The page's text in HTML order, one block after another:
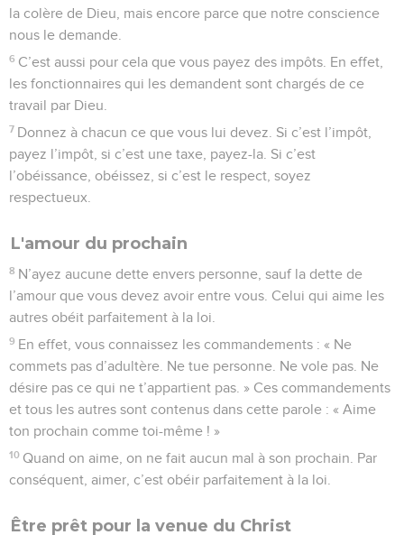
la colère de Dieu, mais encore parce que notre conscience
nous le demande.
6 C’est aussi pour cela que vous payez des impôts. En effet,
les fonctionnaires qui les demandent sont chargés de ce
travail par Dieu.
7 Donnez à chacun ce que vous lui devez. Si c’est l’impôt,
payez l’impôt, si c’est une taxe, payez-la. Si c’est
l’obéissance, obéissez, si c’est le respect, soyez
respectueux.
L'amour du prochain
8 N’ayez aucune dette envers personne, sauf la dette de
l’amour que vous devez avoir entre vous. Celui qui aime les
autres obéit parfaitement à la loi.
9 En effet, vous connaissez les commandements : « Ne
commets pas d’adultère. Ne tue personne. Ne vole pas. Ne
désire pas ce qui ne t’appartient pas. » Ces commandements
et tous les autres sont contenus dans cette parole : « Aime
ton prochain comme toi-même ! »
10 Quand on aime, on ne fait aucun mal à son prochain. Par
conséquent, aimer, c’est obéir parfaitement à la loi.
Être prêt pour la venue du Christ